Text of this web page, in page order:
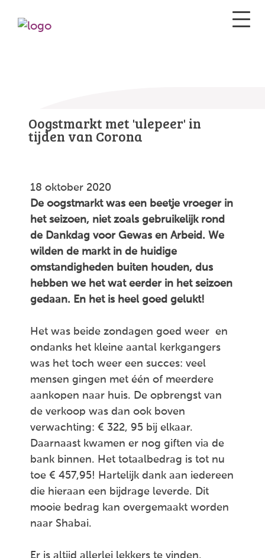
Oogstmarkt met 'ulepeer' in
tijden van Corona
18 oktober 2020
De oogstmarkt was een beetje vroeger in
het seizoen, niet zoals gebruikelijk rond
de Dankdag voor Gewas en Arbeid. We
wilden de markt in de huidige
omstandigheden buiten houden, dus
hebben we het wat eerder in het seizoen
gedaan. En het is heel goed gelukt!
Het was beide zondagen goed weer en
ondanks het kleine aantal kerkgangers
was het toch weer een succes: veel
mensen gingen met één of meerdere
aankopen naar huis. De opbrengst van
de verkoop was dan ook boven
verwachting: € 322, 95 bij elkaar.
Daarnaast kwamen er nog giften via de
bank binnen. Het totaalbedrag is tot nu
toe € 457,95! Hartelijk dank aan iedereen
die hieraan een bijdrage leverde. Dit
mooie bedrag kan overgemaakt worden
naar Shabai.
Er is altijd allerlei lekkers te vinden,